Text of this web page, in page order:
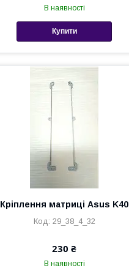
В наявності
Купити
Кріплення матриці Asus K40
29_38_4_32
230 ₴
В наявності